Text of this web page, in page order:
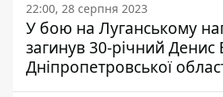
22:00, 28 серпня 2023
У бою на Луганському
загинув 30-річний Денис
Дніпропетровської